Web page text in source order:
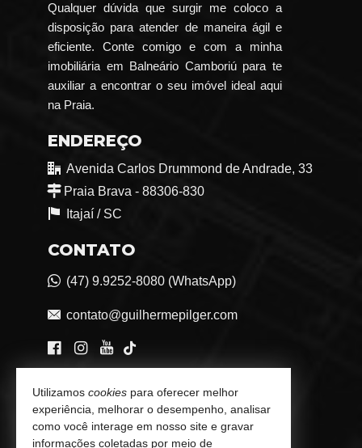
Qualquer dúvida que surgir me coloco a
disposição para atender de maneira ágil e
eficiente. Conte comigo e com a minha
imobiliária em Balneário Camboriú para te
auxiliar a encontrar o seu imóvel ideal aqui
na Praia.
ENDEREÇO
Avenida Carlos Drummond de Andrade, 33
Praia Brava - 88306-830
Itajaí / SC
CONTATO
(47) 9.9252-8080 (WhatsApp)
contato@guilhermepilger.com
VEJA MAIS
Consultoria Imobiliária Personalizada
Utilizamos cookies para oferecer melhor
experiência, melhorar o desempenho, analisar
como você interage em nosso site e gravar
informações coletadas por meio de